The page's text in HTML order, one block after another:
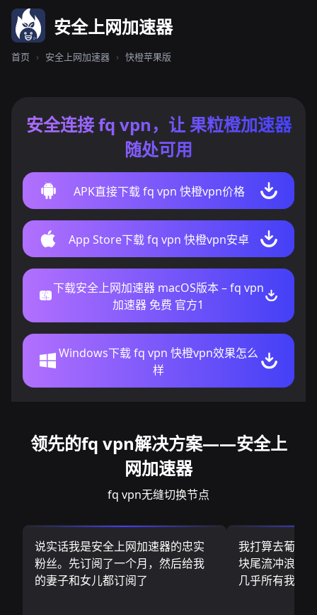
安全上网加速器
首页 › 安全上网加速器 › 快橙苹果版
安全连接 fq vpn，让 果粒橙加速器
随处可用
APK直接下载 fq vpn 快橙vpn价格
App Store下载 fq vpn 快橙vpn安卓
下载安全上网加速器 macOS版本 – fq vpn
加速器 免费 官方1
Windows下载 fq vpn 快橙vpn效果怎么
样
领先的fq vpn解决方案——安全上
网加速器
fq vpn无缝切换节点
说实话我是安全上网加速器的忠实
粉丝。先订阅了一个月，然后给我
的妻子和女儿都订阅了
我打算去葡萄
块尾流冲浪板
几乎所有我需